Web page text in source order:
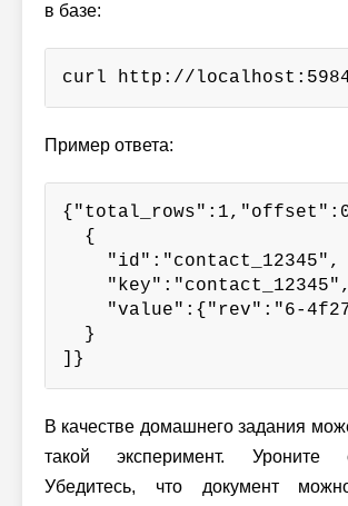
в базе:
curl http://
Пример ответа:
  {
    "id":"contact_12345",
    "key":"contact_12345",
"value":{"rev":"6-
  }
]}
В качестве домашнего задания
такой эксперимент. Уроните
Убедитесь, что документ